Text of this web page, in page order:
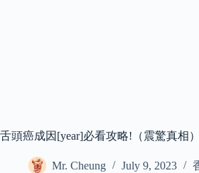
舌頭癌成因[year]必看攻略!（震驚真相）
Mr. Cheung July 9, 2023